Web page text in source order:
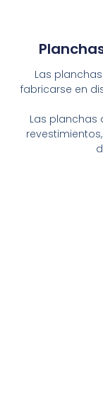
Las
fabricarse en
Las planchas